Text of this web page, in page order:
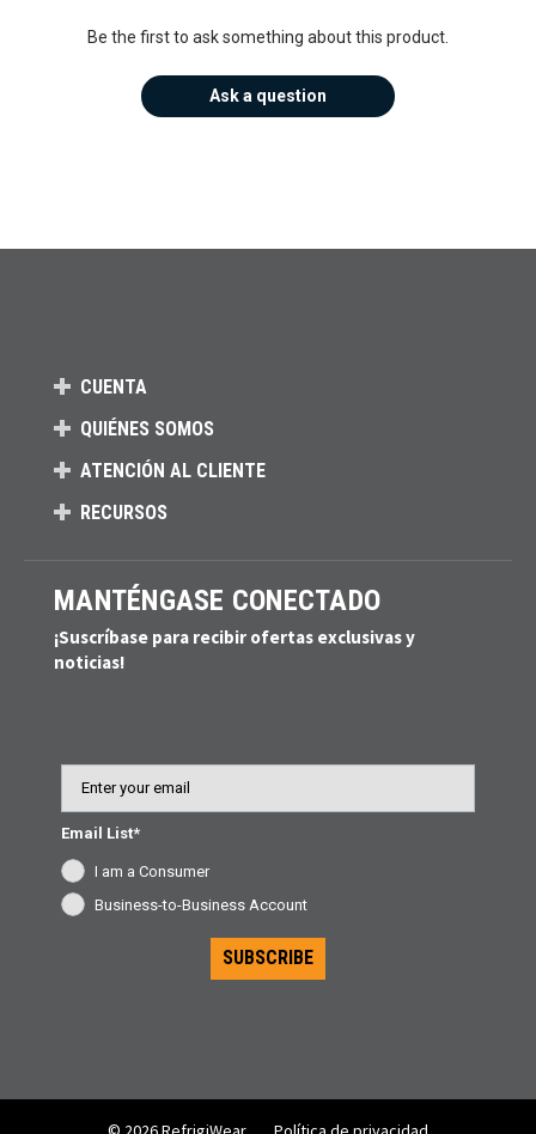
Be the first to ask something about this product.
Ask a question
CUENTA
QUIÉNES SOMOS
ATENCIÓN AL CLIENTE
RECURSOS
MANTÉNGASE CONECTADO
¡Suscríbase para recibir ofertas exclusivas y
noticias!
Email List*
I am a Consumer
Business-to-Business Account
SUBSCRIBE